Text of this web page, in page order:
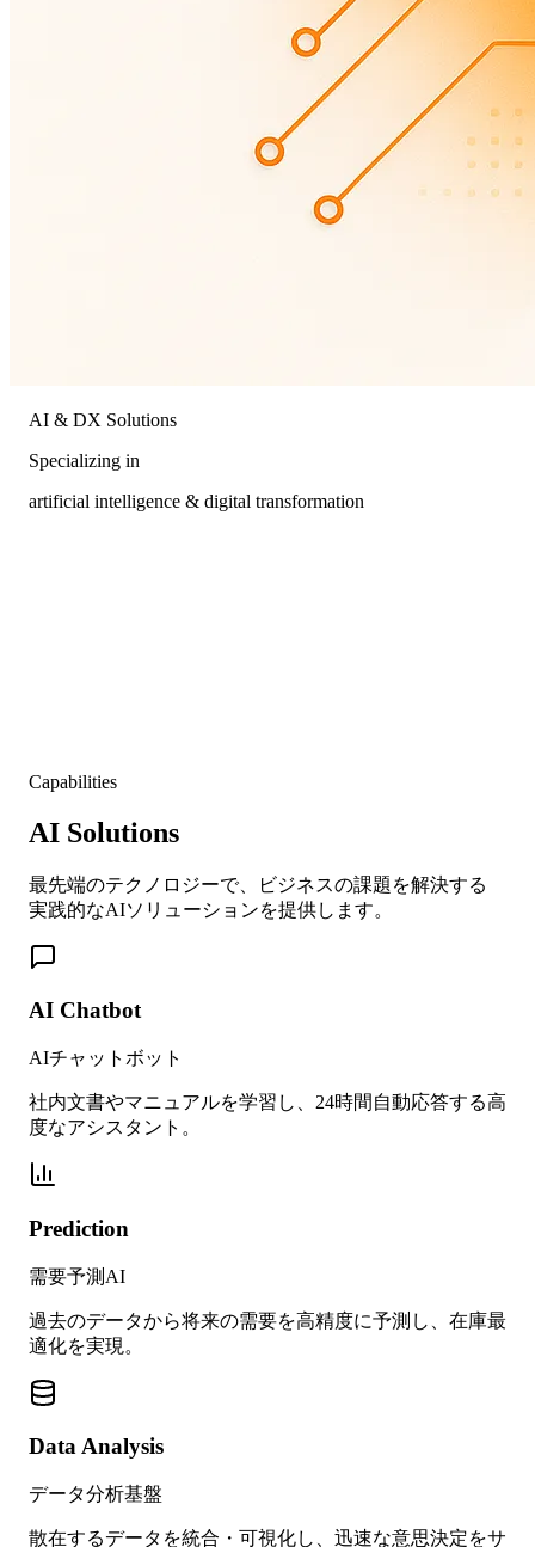
AI & DX Solutions
Specializing in
artificial intelligence & digital transformation
Capabilities
AI Solutions
最先端のテクノロジーで、ビジネスの課題を解決する
実践的なAIソリューションを提供します。
AI Chatbot
AIチャットボット
社内文書やマニュアルを学習し、24時間自動応答する高
度なアシスタント。
Prediction
需要予測AI
過去のデータから将来の需要を高精度に予測し、在庫最
適化を実現。
Data Analysis
データ分析基盤
散在するデータを統合・可視化し、迅速な意思決定をサ